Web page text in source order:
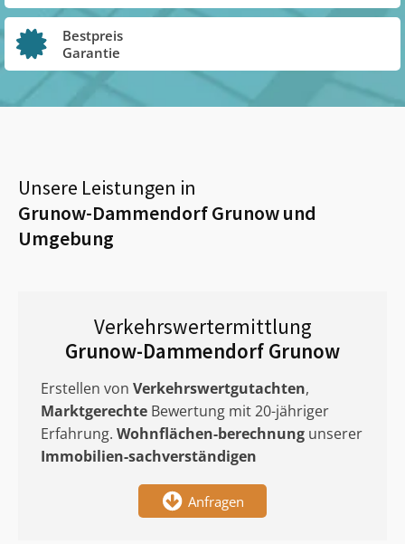
Bestpreis
Garantie
Unsere Leistungen in
Grunow-Dammendorf Grunowund
Umgebung
Verkehrswertermittlung
Grunow-Dammendorf Grunow
Erstellen von Verkehrswertgutachten,
Marktgerechte Bewertung mit 20-jähriger
Erfahrung. Wohnflächen-berechnung unserer
Immobilien-sachverständigen
Anfragen